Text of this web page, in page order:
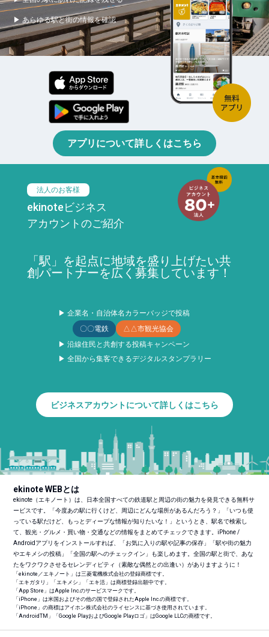
▶ あらゆる駅と街の情報を確認
アプリについて詳しくはこちら
法人のお客様
ekinoteビジネス
アカウントのご紹介
「駅」を起点に地域を盛り上げたい共
創パートナーを広く募集しています！
▶ 企業名・自治体名カラーバッジで投稿
〇〇電鉄
△△市観光協会
▶ 沿線住民と共創する投稿キャンペーン
▶ 全国から集客できるデジタルスタンプラリー
ビジネスアカウントについて詳しくはこちら
ekinote WEBとは
ekinote（エキノート）は、日本全国すべての鉄道駅と周辺の街の魅力を発見できる無料サ
ービスです。「今度あの駅に行くけど、周辺にどんな場所があるんだろう？」「いつも使
っている駅だけど、もっとディープな情報が知りたいな！」というとき、駅名で検索し
て、観光・グルメ・買い物・交通などの情報をまとめてチェックできます。iPhone /
Androidアプリをインストールすれば、「お気に入りの駅や記事の保存」「駅や街の魅力
やエキメシの投稿」「全国の駅へのチェックイン」も楽しめます。全国の駅と街で、あな
たをワクワクさせるセレンディピティ（素敵な偶然との出逢い）がありますように！
「ekinote／エキノート」は三菱電機株式会社の登録商標です。
「エキガタリ」「エキメシ」「エキ活」は商標登録出願中です。
「App Store」はApple Inc.のサービスマークです。
「iPhone」は米国およびその他の国で登録されたApple Inc.の商標です。
「iPhone」の商標はアイホン株式会社のライセンスに基づき使用されています。
「AndroidTM 」「Google PlayおよびGoogle Playロゴ」はGoogle LLCの商標です。